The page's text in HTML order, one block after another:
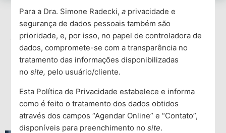
Estresse Prolongado
e Neuroinflamação O
Impacto da
Inflamação Cerebral
na Saúde Mental
Para a Dra. Simone Radecki,a privacidade e
segurança de dados pessoais também são
prioridade, e, por isso, no papel de controladora de
dados, compromete-se com a transparência no
tratamento das informações disponibilizadas
nosite, pelo usuário/cliente.
Esta Política de Privacidade estabelece e informa
como é feito o tratamento dos dados obtidos
através dos campos “Agendar Online” e “Contato”,
disponíveis para preenchimento nosite.